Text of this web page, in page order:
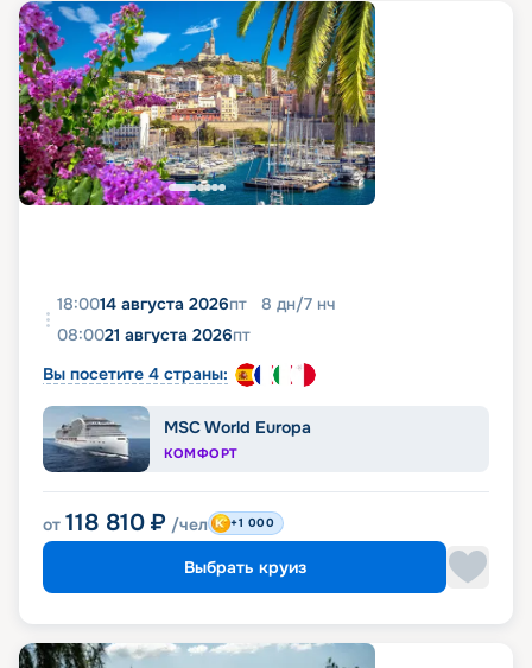
18:0014 августа 2026пт 8 дн/7 нч
08:0021 августа 2026пт
Вы посетите 4 страны:
MSC World Europa
КОМФОРТ
от 118 810 ₽ /чел +1 000
Выбрать круиз